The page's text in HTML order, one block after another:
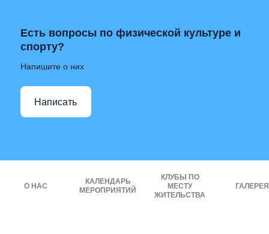
Есть вопросы по физической культуре и
спорту?
Напишите о них
Написать
О НАС
КАЛЕНДАРЬ
МЕРОПРИЯТИЙ
КЛУБЫ ПО
МЕСТУ
ЖИТЕЛЬСТВА
ГАЛЕРЕЯ